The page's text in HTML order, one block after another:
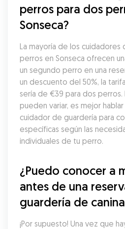
perros para dos
Sonseca?
La mayoría de los cuidadores
perros en Sonseca ofrecen
un segundo perro en una
un descuento del 50%, la
sería de €39 para dos
pueden variar, es mejor
cuidador de guardería para
específicas según las
individuales de tu perro.
¿Puedo conocer a
antes de una
guardería de
¡Por supuesto! Una vez que